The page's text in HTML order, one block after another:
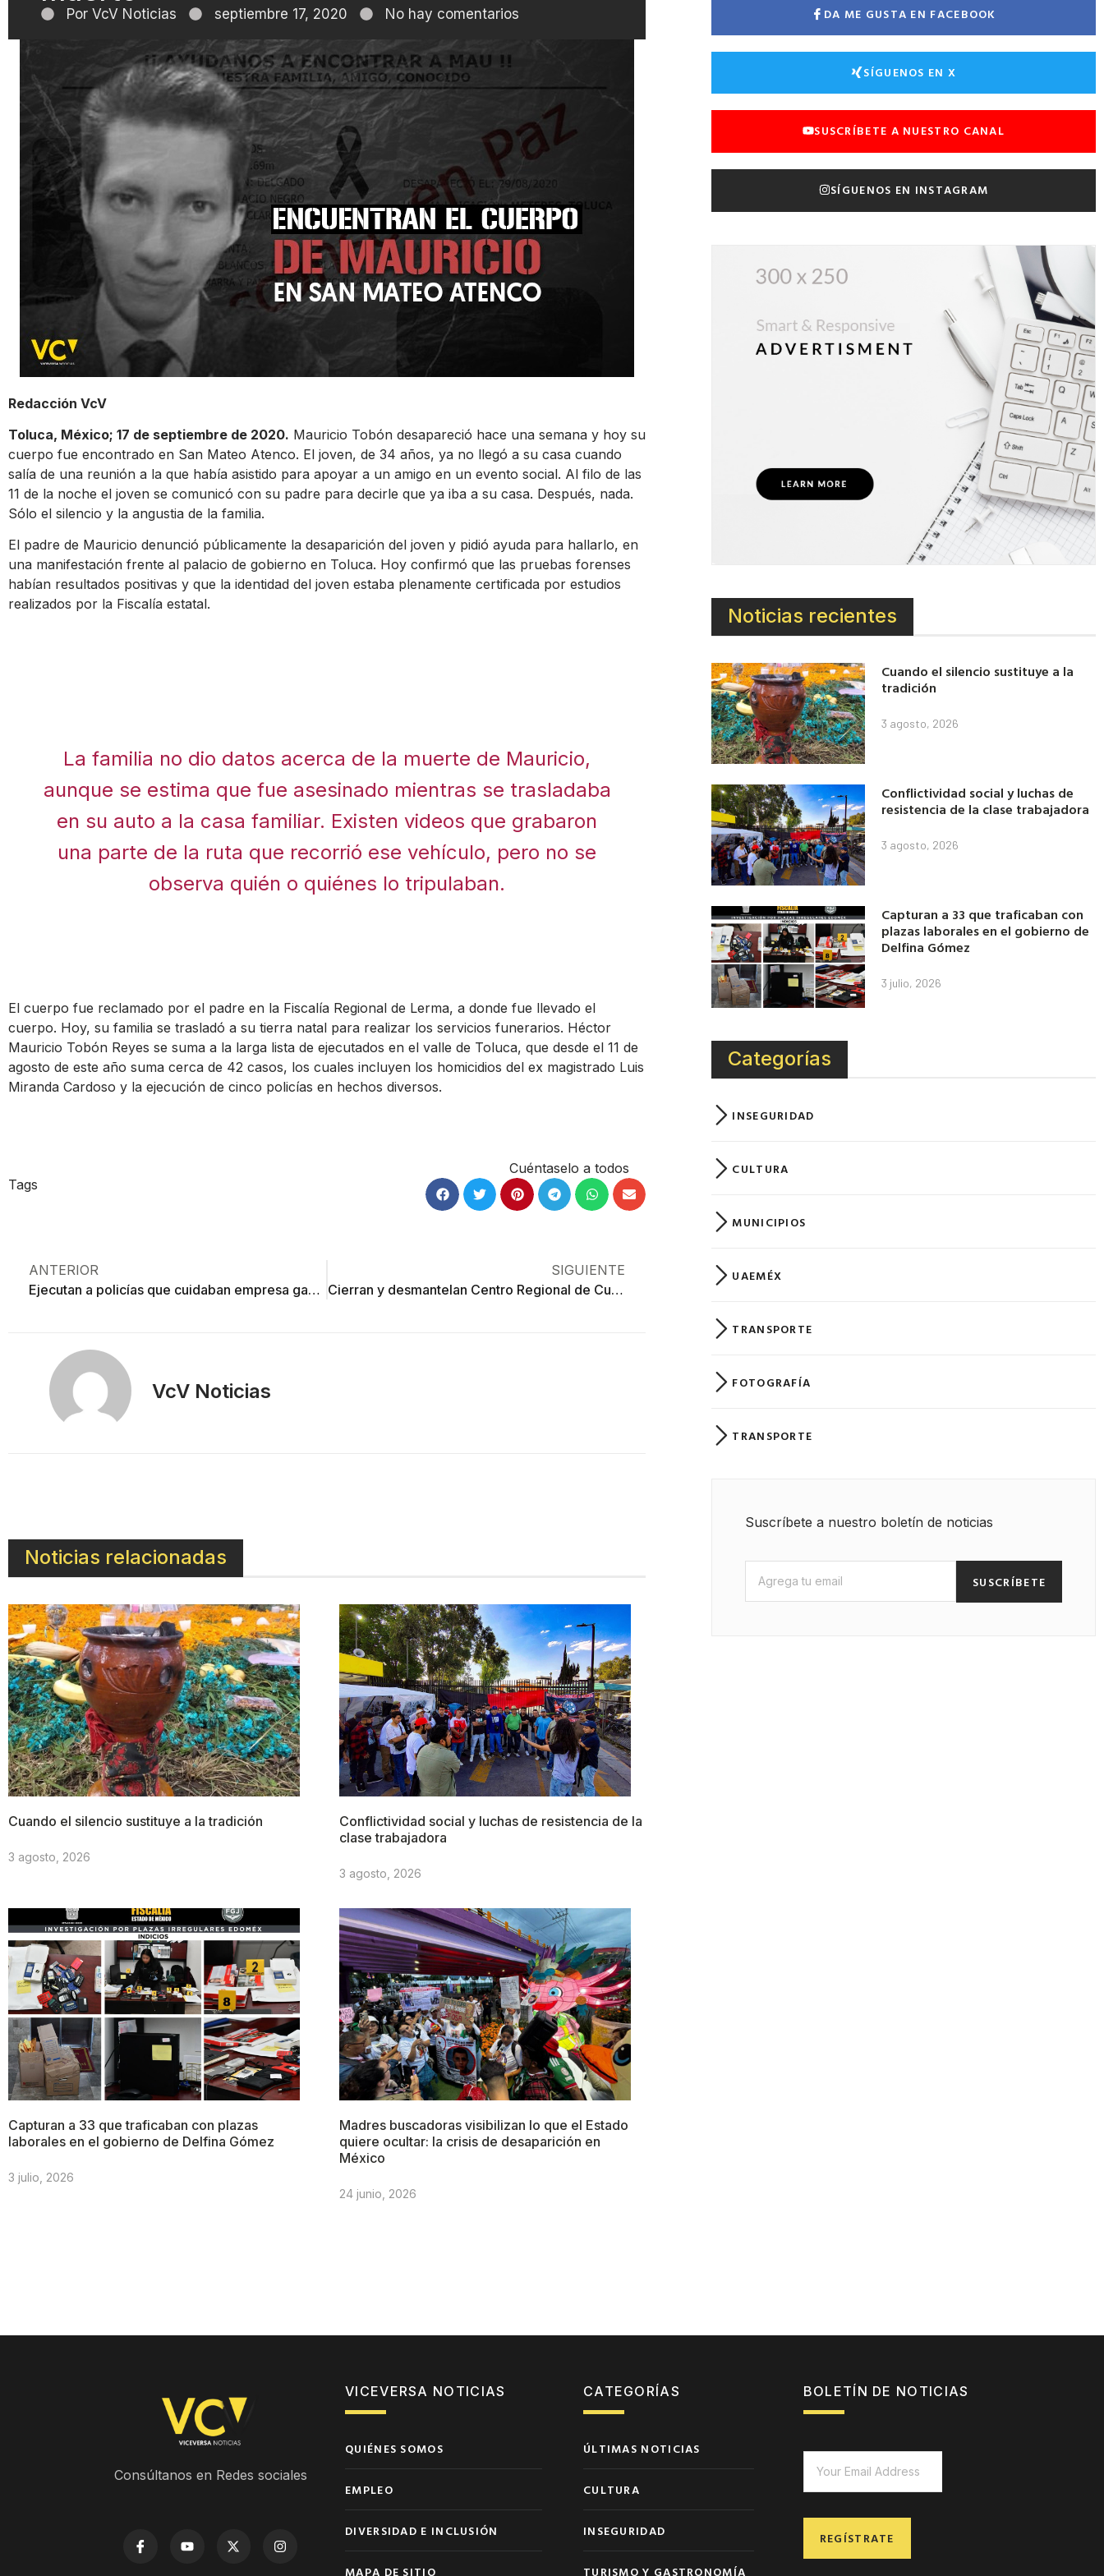
Por VcV Noticias septiembre 17, 2020 No hay comentarios
Redacción VcV
Toluca, México; 17 de septiembre de 2020. Mauricio Tobón desapareció hace una semana y hoy su
cuerpo fue encontrado en San Mateo Atenco. El joven, de 34 años, ya no llegó a su casa cuando
salía de una reunión a la que había asistido para apoyar a un amigo en un evento social. Al filo de las
11 de la noche el joven se comunicó con su padre para decirle que ya iba a su casa. Después, nada.
Sólo el silencio y la angustia de la familia.
El padre de Mauricio denunció públicamente la desaparición del joven y pidió ayuda para hallarlo, en
una manifestación frente al palacio de gobierno en Toluca. Hoy confirmó que las pruebas forenses
habían resultados positivas y que la identidad del joven estaba plenamente certificada por estudios
realizados por la Fiscalía estatal.
La familia no dio datos acerca de la muerte de Mauricio,
aunque se estima que fue asesinado mientras se trasladaba
en su auto a la casa familiar. Existen videos que grabaron
una parte de la ruta que recorrió ese vehículo, pero no se
observa quién o quiénes lo tripulaban.
El cuerpo fue reclamado por el padre en la Fiscalía Regional de Lerma, a donde fue llevado el
cuerpo. Hoy, su familia se trasladó a su tierra natal para realizar los servicios funerarios. Héctor
Mauricio Tobón Reyes se suma a la larga lista de ejecutados en el valle de Toluca, que desde el 11 de
agosto de este año suma cerca de 42 casos, los cuales incluyen los homicidios del ex magistrado Luis
Miranda Cardoso y la ejecución de cinco policías en hechos diversos.
Tags
Cuéntaselo a todos
ANTERIOR
Ejecutan a policías que cuidaban empresa gasera; disputa laboral ya arroja tres muertos
SIGUIENTE
Cierran y desmantelan Centro Regional de Cultura de Toluca sin ninguna explicación
VcV Noticias
Noticias relacionadas
Cuando el silencio sustituye a la tradición
3 agosto, 2026
Conflictividad social y luchas de resistencia de la
clase trabajadora
3 agosto, 2026
Capturan a 33 que traficaban con plazas
laborales en el gobierno de Delfina Gómez
3 julio, 2026
Madres buscadoras visibilizan lo que el Estado
quiere ocultar: la crisis de desaparición en
México
24 junio, 2026
DA ME GUSTA EN FACEBOOK
SÍGUENOS EN X
SUSCRÍBETE A NUESTRO CANAL
SÍGUENOS EN INSTAGRAM
Noticias recientes
Cuando el silencio sustituye a la
tradición
3 agosto, 2026
Conflictividad social y luchas de
resistencia de la clase trabajadora
3 agosto, 2026
Capturan a 33 que traficaban con
plazas laborales en el gobierno de
Delfina Gómez
3 julio, 2026
Categorías
INSEGURIDAD
CULTURA
MUNICIPIOS
UAEMÉX
TRANSPORTE
FOTOGRAFÍA
TRANSPORTE
Suscríbete a nuestro boletín de noticias
SUSCRÍBETE
Consúltanos en Redes sociales
VICEVERSA NOTICIAS
QUIÉNES SOMOS
EMPLEO
DIVERSIDAD E INCLUSIÓN
MAPA DE SITIO
CATEGORÍAS
ÚLTIMAS NOTICIAS
CULTURA
INSEGURIDAD
TURISMO Y GASTRONOMÍA
BOLETÍN DE NOTICIAS
REGÍSTRATE